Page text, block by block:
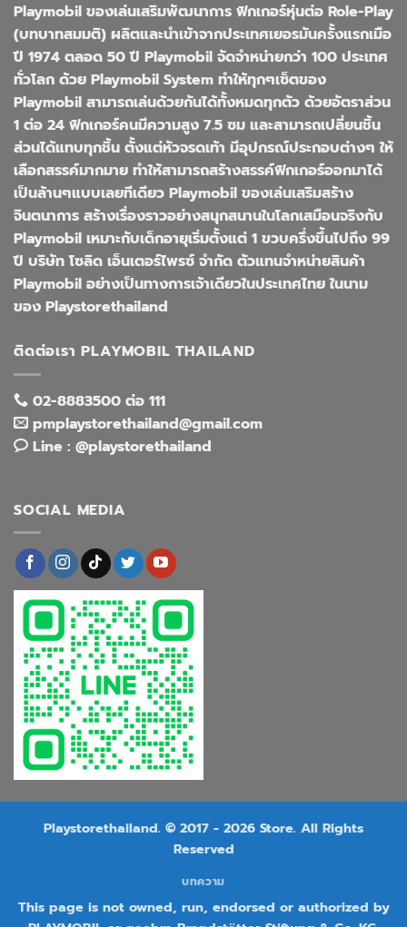
Playmobil ของเล่นเสริมพัฒนาการ ฟิกเกอร์หุ่นต่อ Role-Play
(บทบาทสมมติ) ผลิตและนำเข้าจากประเทศเยอรมันครั้งแรกเมือ
ปี 1974 ตลอด 50 ปี Playmobil จัดจำหน่ายกว่า 100 ประเทศ
ทั่วโลก ด้วย Playmobil System ทำให้ทุกๆเซ็ตของ
Playmobil สามารถเล่นด้วยกันได้ทั้งหมดทุกตัว ด้วยอัตราส่วน
1 ต่อ 24 ฟิกเกอร์คนมีความสูง 7.5 ซม และสามารถเปลี่ยนชิ้น
ส่วนได้แทบทุกชิ้น ตั้งแต่หัวจรดเท้า มีอุปกรณ์ประกอบต่างๆ ให้
เลือกสรรค์มากมาย ทำให้สามารถสร้างสรรค์ฟิกเกอร์ออกมาได้
เป็นล้านๆแบบเลยทีเดียว Playmobil ของเล่นเสริมสร้าง
จินตนาการ สร้างเรื่องราวอย่างสนุกสนานในโลกเสมือนจริงกับ
Playmobil เหมาะกับเด็กอายุเริ่มตั้งแต่ 1 ขวบครึ่งขึ้นไปถึง 99
ปี บริษัท โซลิด เอ็นเตอร์ไพรซ์ จำกัด ตัวแทนจำหน่ายสินค้า
Playmobil อย่างเป็นทางการเจ้าเดียวในประเทศไทย ในนาม
ของ Playstorethailand
ติดต่อเรา PLAYMOBIL THAILAND
02-8883500 ต่อ 111
pmplaystorethailand@gmail.com
Line : @playstorethailand
SOCIAL MEDIA
Playstorethailand. © 2017 - 2026 Store. All Rights
Reserved
บทความ
This page is not owned, run, endorsed or authorized by